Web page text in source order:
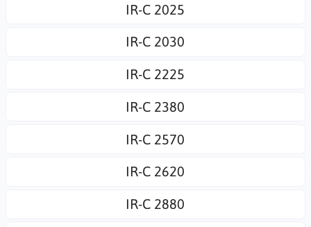
IR-C 2025
IR-C 2030
IR-C 2225
IR-C 2380
IR-C 2570
IR-C 2620
IR-C 2880